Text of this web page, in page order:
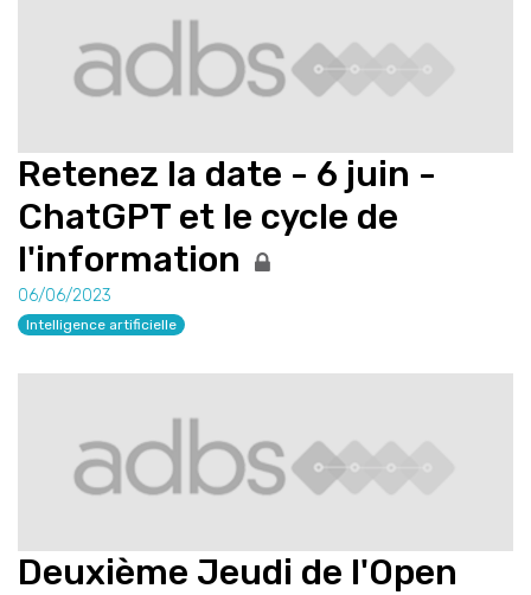
Retenez la date - 6 juin -
ChatGPT et le cycle de
l'information
06/06/2023
Intelligence artificielle
Deuxième Jeudi de l'Open